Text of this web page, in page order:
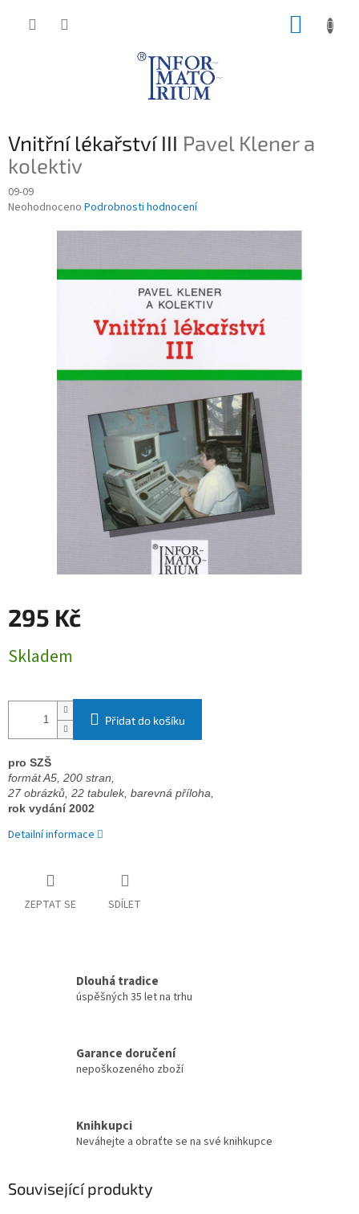
Vnitřní lékařství III Pavel Klener a
kolektiv
09-09
Průměrné
Neohodnoceno Podrobnosti hodnocení
295 Kč
cena:
Skladem
Přidat do košíku
pro SZŠ
formát A5, 200 stran,
27 obrázků, 22 tabulek, barevná příloha,
rok vydání 2002
Detailní informace
ZEPTAT SE SDÍLET
Dlouhá tradice
úspěšných 35 let na trhu
Garance doručení
nepoškozeného zboží
Knihkupci
Neváhejte a obraťte se na své knihkupce
Související produkty